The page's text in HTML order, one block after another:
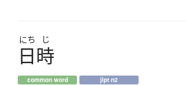
にち じ
日時
common word jlpt n2